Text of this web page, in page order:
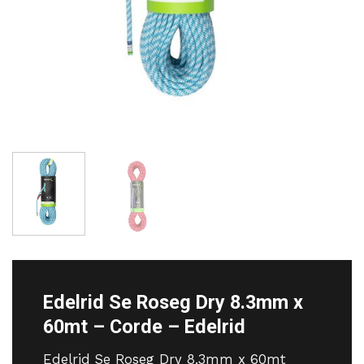
Edelrid Se Roseg Dry 8.3mm x
60mt – Corde – Edelrid
Edelrid Se Roseg Dry 8.3mm x 60mt